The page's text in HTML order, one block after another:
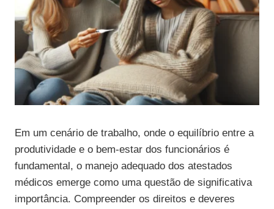
Em um cenário de trabalho, onde o equilíbrio entre a
produtividade e o bem-estar dos funcionários é
fundamental, o manejo adequado dos atestados
médicos emerge como uma questão de significativa
importância. Compreender os direitos e deveres